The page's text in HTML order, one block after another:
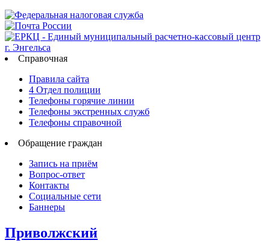
Справочная
Правила сайта
4 Отдел полиции
Телефоны горячие линии
Телефоны экстренных служб
Телефоны справочной
Обращение граждан
Запись на приём
Вопрос-ответ
Контакты
Социальные сети
Баннеры
Приволжский